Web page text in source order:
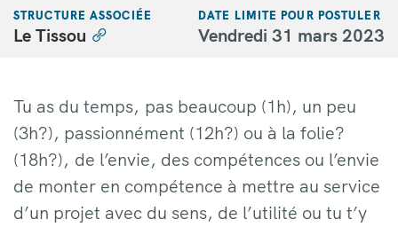
STRUCTURE ASSOCIÉE
Le Tissou
DATE LIMITE POUR POSTULER
Vendredi 31 mars 2023
Tu as du temps, pas beaucoup (1h), un peu
(3h?), passionnément (12h?) ou à la folie?
(18h?), de l’envie, des compétences ou l’envie
de monter en compétence à mettre au service
d’un projet avec du sens, de l’utilité ou tu t’y